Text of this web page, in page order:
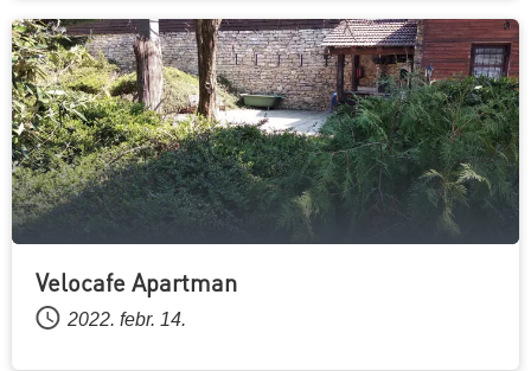
Velocafe Apartman
2022. febr. 14.